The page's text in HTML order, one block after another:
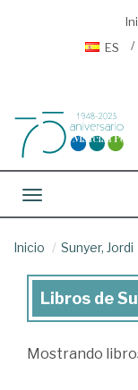
ES
Toggle navigation
Inicio Sunyer, Jordi
Libros
Sunyer,
Libros de
Mostrando